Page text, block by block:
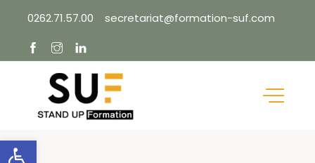
content
0262.71.57.00 secretariat@formation-suf.com
Ouvrir la barre d’outils